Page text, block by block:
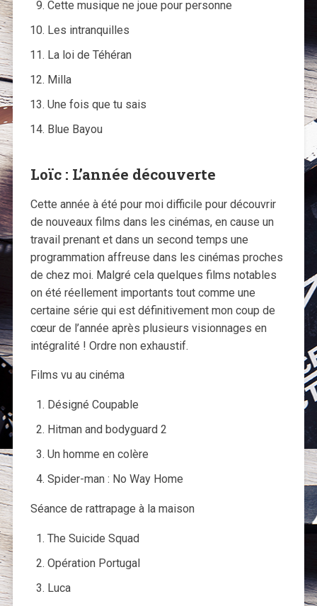
Cette musique ne joue pour personne
Les intranquilles
La loi de Téhéran
Milla
Une fois que tu sais
Blue Bayou
Loïc : L’année découverte
Cette année à été pour moi difficile pour découvrir
de nouveaux films dans les cinémas, en cause un
travail prenant et dans un second temps une
programmation affreuse dans les cinémas proches
de chez moi. Malgré cela quelques films notables
on été réellement importants tout comme une
certaine série qui est définitivement mon coup de
cœur de l’année après plusieurs visionnages en
intégralité ! Ordre non exhaustif.
Films vu au cinéma
Désigné Coupable
Hitman and bodyguard 2
Un homme en colère
Spider-man : No Way Home
Séance de rattrapage à la maison
The Suicide Squad
Opération Portugal
Luca